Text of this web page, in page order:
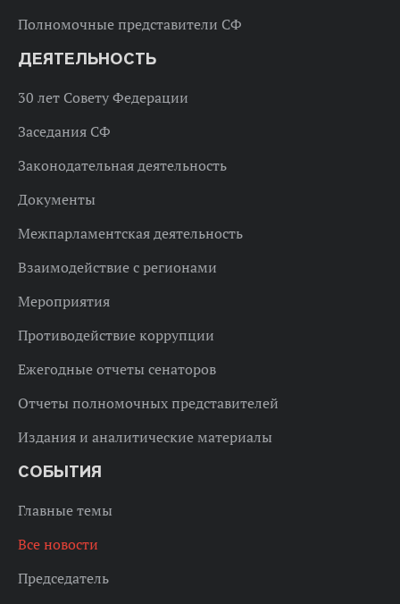
Полномочные представители СФ
ДЕЯТЕЛЬНОСТЬ
30 лет Совету Федерации
Заседания СФ
Законодательная деятельность
Документы
Межпарламентская деятельность
Взаимодействие с регионами
Мероприятия
Противодействие коррупции
Ежегодные отчеты сенаторов
Отчеты полномочных представителей
Издания и аналитические материалы
СОБЫТИЯ
Главные темы
Все новости
Председатель